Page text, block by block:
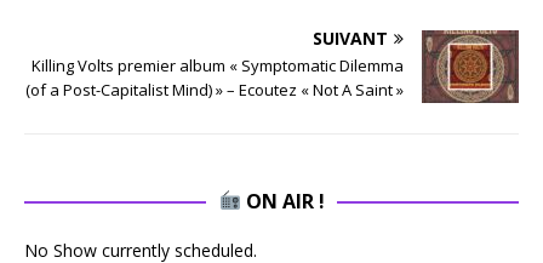
SUIVANT
Killing Volts premier album « Symptomatic Dilemma
(of a Post-Capitalist Mind) » – Ecoutez « Not A Saint »
ON AIR !
No Show currently scheduled.